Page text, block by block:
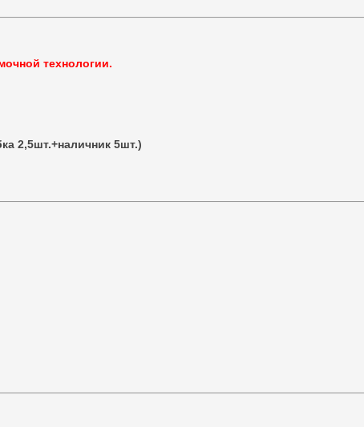
технологии.
2,5шт.+наличник 5шт.)